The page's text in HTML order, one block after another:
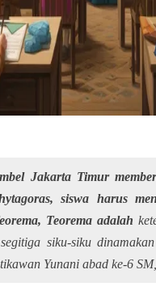
Jakarta Timur
siswa harus
Teorema adalah
siku-siku
Yunani abad ke-6 SM,